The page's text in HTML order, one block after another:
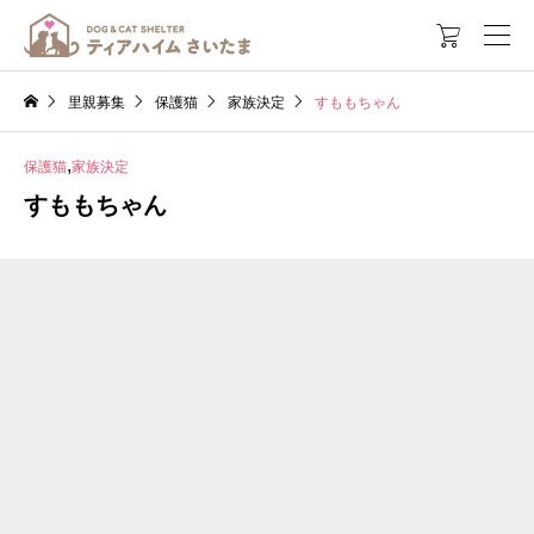

里親募集 保護猫 家族決定 すももちゃん
保護猫,家族決定
すももちゃん